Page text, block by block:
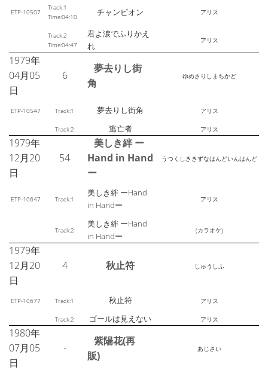
ETP-10507
Track:1
Time:04:10
チャンピオン アリス
Track:2
Time:04:47
君よ涙でふりかえ
れ
アリス
1979年
04月05
日
6
夢去りし街
角
ゆめさりしまちかど
ETP-10547 Track:1 夢去りし街角 アリス
Track:2 逃亡者 アリス
1979年
12月20
日
54
美しき絆 ー
Hand in Hand
ー
うつくしききずなはんどいんはんど
ETP-10647 Track:1
美しき絆 ーHand
in Handー
アリス
Track:2
美しき絆 ーHand
in Handー
(カラオケ)
1979年
12月20
日
4 秋止符 しゅうしふ
ETP-10677 Track:1 秋止符 アリス
Track:2 ゴールは見えない アリス
1980年
07月05
日
-
紫陽花(再
販)
あじさい